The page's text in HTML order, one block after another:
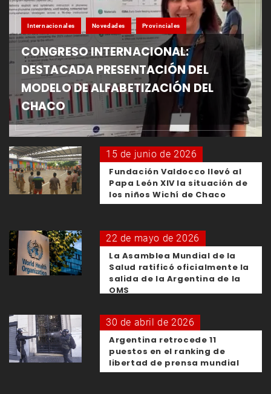
Internacionales Novedades Provinciales
CONGRESO INTERNACIONAL:
DESTACADA PRESENTACIÓN DEL
MODELO DE ALFABETIZACIÓN DEL
CHACO
15 de junio de 2026
Fundación Valdocco llevó al
Papa León XIV la situación de
los niños Wichí de Chaco
22 de mayo de 2026
La Asamblea Mundial de la
Salud ratificó oficialmente la
salida de la Argentina de la
OMS
30 de abril de 2026
Argentina retrocede 11
puestos en el ranking de
libertad de prensa mundial